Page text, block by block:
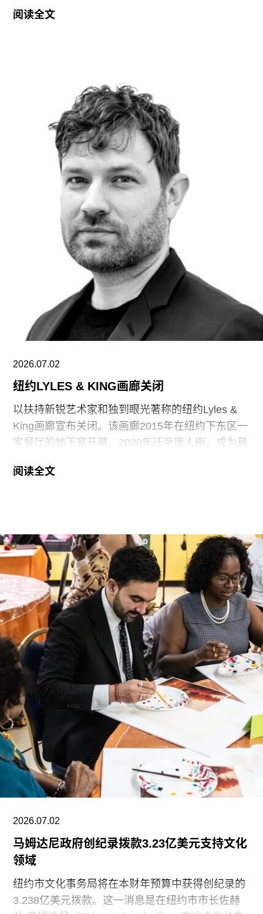
年前创作的一件作品存在明显相似之处。
《ARTnews》报道，现居波鸿的比尔费尔德已要求
宣言展撤下该作品，称其与她16年前创作的题为
《竖立》（Aufrichten）的作品极为相似。比尔费
尔德告诉德国媒体《WAZ》，当她在宣言展上看到
图尔的《升起》时，感到“极度震惊。她指出，抄袭
争议的核心在于：将回收利用的木制教堂长椅竖立
于教堂空间之中，这正是她作品《竖立》的关键构
成元素。她的作品由29张、每张长约五米的教堂长
椅组成，曾作为“鲁尔2010”（Ruhr.2010）项目的
参展作品于波鸿基督君王教堂（Christ-König-
Kirche）展出。“鲁尔2010”旨在庆祝德国鲁尔区作
为首个整个地区（而非单一城市）获选为“欧洲文化
图尔否认了比尔费尔德的指控，并向《ARTnews》
表示：鉴于比尔费尔德“没有回应宣言展与策展团队
——反而通过律师向我寄来了一封带有威胁意味的
信函，因此我现在也不得不聘请律师来维护自身权
益。”
阅读全文
2026.07.02
纽约LYLES & KING画廊关闭
以扶持新锐艺术家和独到眼光著称的纽约Lyles &
King画廊宣布关闭。该画廊2015年在纽约下东区一
家餐厅的地下室开幕，2020年迁至唐人街，成为最
（Isaac Lyles）通过邮件宣布了这一消息。
关闭。我于2015年5月创立这间画廊，当时坚信在
当今这个过度媒介化的世界里，亲身体验展览至关
重要。那时我坚信，现在依然相信，艺术具有让我
们与自身人性相连的能力：与我们的身体、与彼
此、与我们之外的主体性相连。我认为，如今我们
比以往任何时候都更需要这种连结感。”
画廊代理的艺术家包括阿内塔·格热希科夫斯卡
（Aneta Grzeszykowska）、凯西·鲁滕伯格
（Kathy Ruttenberg）、米拉·肖尔（Mira
Schor）、邓祖儿（Jo-ey Tang）与托马斯·富热罗
尔（Thomas Fougeirol）组合等。画廊还举办过莱
克西·布朗（Lexi Brown）、Puppies Puppies等艺
术家的行为表演。Lyles & King的最后两场展览
——杰西·梅金森（Jessie Makinson）个展以及
Cato Ouyang、费尔南达·加尔旺（Fernanda
Galvão）和潘光远（Ren Light
阅读全文
2026.07.02
马姆达尼政府创纪录拨款3.23亿美元支持文化
领域
纽约市文化事务局将在本财年预算中获得创纪录的
3.238亿美元拨款。这一消息是在纽约市市长佐赫